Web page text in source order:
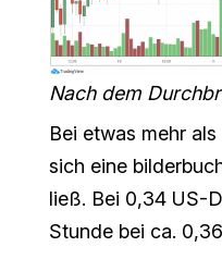
Nach dem
Bei etwas mehr
sich eine
ließ. Bei 0,34 US-
Stunde bei ca.